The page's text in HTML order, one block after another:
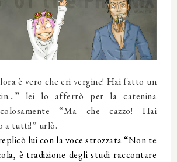
è vero che eri vergine! Hai fatto un
lei lo afferrò per la catenina
“Ma che cazzo! Hai
a tutti!” urlò.
lui con la voce strozzata “Non te
è tradizione degli studi raccontare